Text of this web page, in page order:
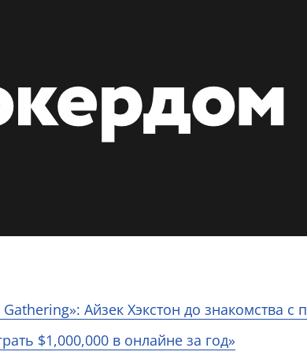
Айзек Хэкстон до знакомства с
$1,000,000 в онлайне за год»